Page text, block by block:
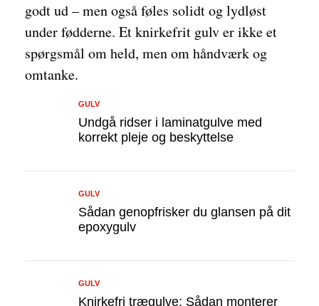
godt ud – men også føles solidt og lydløst
under fødderne. Et knirkefrit gulv er ikke et
spørgsmål om held, men om håndværk og
omtanke.
Undgå ridser i laminatgulve med
korrekt pleje og beskyttelse
GULV
Sådan genopfrisker du glansen på dit
epoxygulv
GULV
Knirkefri trægulve: Sådan monterer
GULV